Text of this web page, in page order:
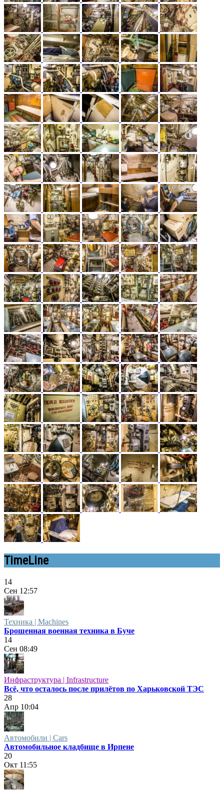
TimeLine
14
Сен 12:57
Техника | Machines
Брошенная военная техника в Буче
14
Сен 08:49
Инфраструктура | Infrastructure
Всё, что осталось после прилётов по Харьковской ТЭС
28
Апр 10:04
Автомобили | Cars
Автомобильное кладбище в Ирпене
20
Окт 11:55